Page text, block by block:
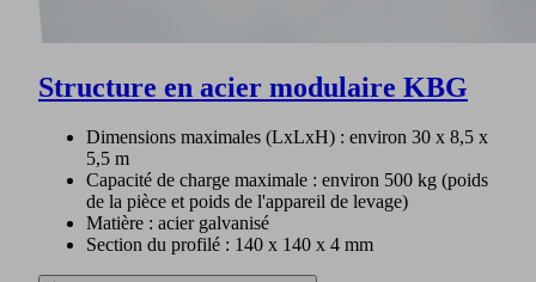
Structure en acier modulaire KBG
Dimensions maximales (LxLxH) : environ 30 x 8,5 x
5,5 m
Capacité de charge maximale : environ 500 kg (poids
de la pièce et poids de l'appareil de levage)
Matière : acier galvanisé
Section du profilé : 140 x 140 x 4 mm